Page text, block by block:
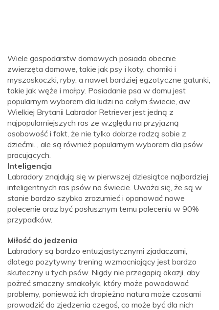
Wiele gospodarstw domowych posiada obecnie
zwierzęta domowe, takie jak psy i koty, chomiki i
myszoskoczki, ryby, a nawet bardziej egzotyczne gatunki,
takie jak węże i małpy. Posiadanie psa w domu jest
popularnym wyborem dla ludzi na całym świecie, aw
Wielkiej Brytanii Labrador Retriever jest jedną z
najpopularniejszych ras ze względu na przyjazną
osobowość i fakt, że nie tylko dobrze radzą sobie z
dziećmi. , ale są również popularnym wyborem dla psów
pracujących.
Inteligencja
Labradory znajdują się w pierwszej dziesiątce najbardziej
inteligentnych ras psów na świecie. Uważa się, że są w
stanie bardzo szybko zrozumieć i opanować nowe
polecenie oraz być posłusznym temu poleceniu w 90%
przypadków.
Miłość do jedzenia
Labradory są bardzo entuzjastycznymi zjadaczami,
dlatego pozytywny trening wzmacniający jest bardzo
skuteczny u tych psów. Nigdy nie przegapią okazji, aby
pożreć smaczny smakołyk, który może powodować
problemy, ponieważ ich drapieżna natura może czasami
prowadzić do zjedzenia czegoś, co może być dla nich